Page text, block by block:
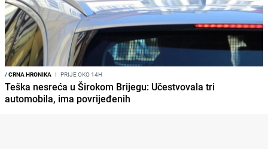
/CRNA HRONIKA I PRIJE OKO 14H
Teška nesreća u Širokom Brijegu: Učestvovala tri
automobila, ima povrijeđenih